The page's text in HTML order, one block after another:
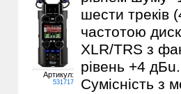
Артикул:
531717
шести треків
частотою
XLR/TRS з
рівень +4
Сумісність з